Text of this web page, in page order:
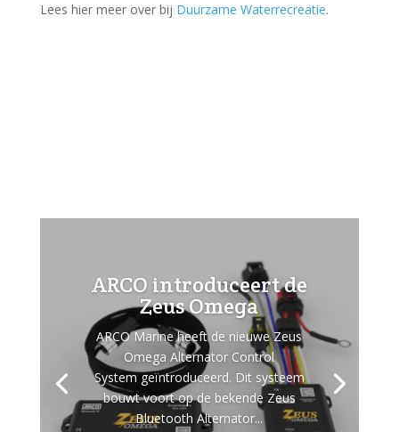
Lees hier meer over bij Duurzame Waterrecreatie.
ARCO introduceert de
Zeus Omega
ARCO Marine heeft de nieuwe Zeus
Omega Alternator Control
System geïntroduceerd. Dit systeem
bouwt voort op de bekende Zeus
Bluetooth Alternator...